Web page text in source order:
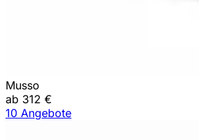
Musso
ab 312 €
10 Angebote